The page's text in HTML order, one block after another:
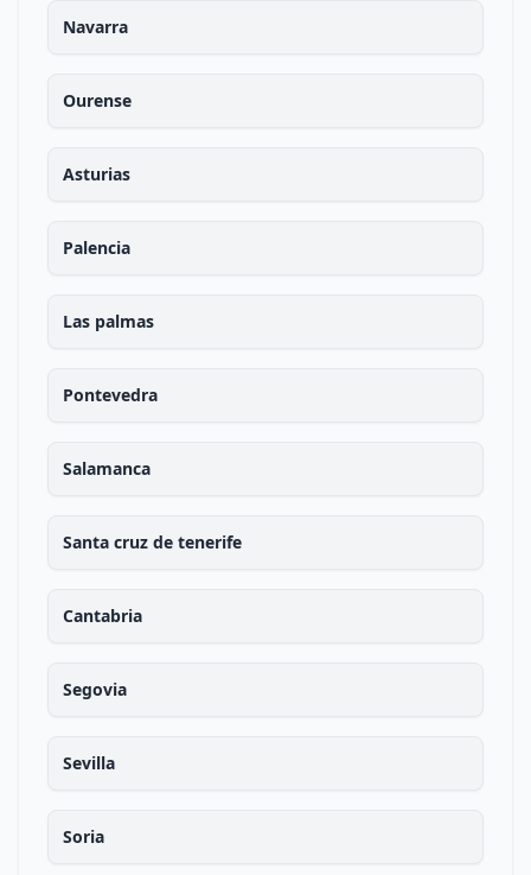
Navarra
Ourense
Asturias
Palencia
Las palmas
Pontevedra
Salamanca
Santa cruz de tenerife
Cantabria
Segovia
Sevilla
Soria